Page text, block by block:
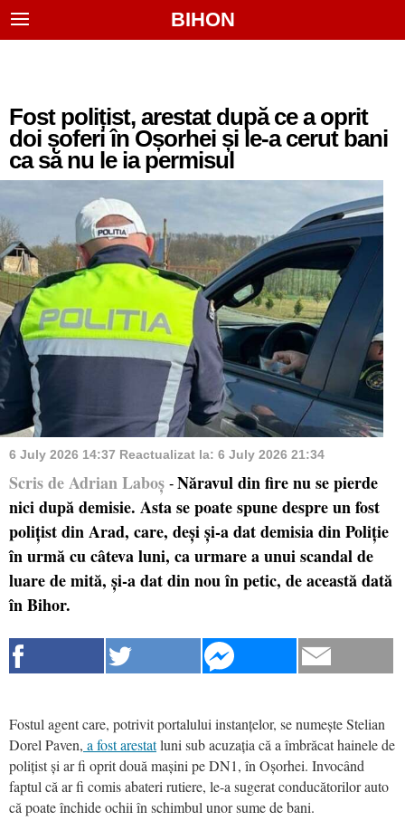
BIHON
Fost polițist, arestat după ce a oprit
doi șoferi în Oșorhei și le-a cerut bani
ca să nu le ia permisul
6 July 2026 14:37 Reactualizat la: 6 July 2026 21:34
Scris de Adrian Laboș - Năravul din fire nu se pierde
nici după demisie. Asta se poate spune despre un fost
polițist din Arad, care, deși și-a dat demisia din Poliție
în urmă cu câteva luni, ca urmare a unui scandal de
luare de mită, și-a dat din nou în petic, de această dată
în Bihor.
Fostul agent care, potrivit portalului instanțelor, se numește Stelian
Dorel Paven, a fost arestatluni sub acuzația că a îmbrăcat hainele de
polițist și ar fi oprit două mașini pe DN1, în Oșorhei. Invocând
faptul că ar fi comis abateri rutiere, le-a sugerat conducătorilor auto
că poate închide ochii în schimbul unor sume de bani.